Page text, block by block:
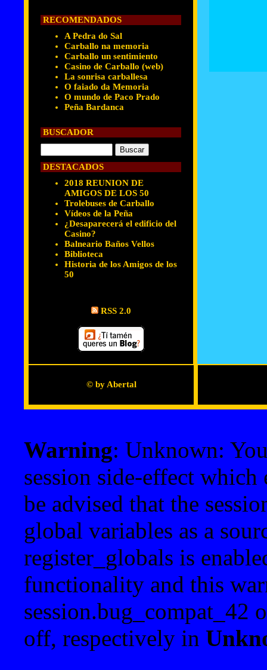
RECOMENDADOS
A Pedra do Sal
Carballo na memoria
Carballo un sentimiento
Casino de Carballo (web)
La sonrisa carballesa
O faiado da Memoria
O mundo de Paco Prado
Peña Bardanca
BUSCADOR
DESTACADOS
2018 REUNION DE
AMIGOS DE LOS 50
Trolebuses de Carballo
Vídeos de la Peña
¿Desaparecerá el edificio del
Casino?
Balneario Baños Vellos
Biblioteca
Historia de los Amigos de los
50
RSS 2.0
© by Abertal
Warning: Unknown:
session side-effect
be advised that the
global variables as a
register_globals is
functionality and this
session.bug_compat_42
off, respectively in